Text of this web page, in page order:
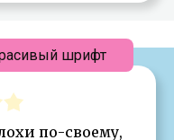
по-своему,
шрифт